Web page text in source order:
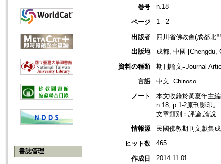
書誌管理
巻号
n.18
ページ 1 - 2
出版者
四川省佛教會(成都北
出版地
成都, 中國 [Chengdu,
資料の種類
期刊論文=Journal
言語
中文=Chinese
ノート
本文收錄於黃夏年主
n.18, p.1-2原刊影印。
文章類別：評論,論說
情報源
民國佛教期刊文獻集
ヒット数
465
作成日 2014.11.01